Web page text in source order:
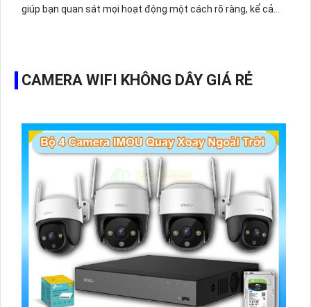
giúp bạn quan sát mọi hoạt động một cách rõ ràng, kể cả
CAMERA WIFI KHÔNG DÂY GIÁ RẺ